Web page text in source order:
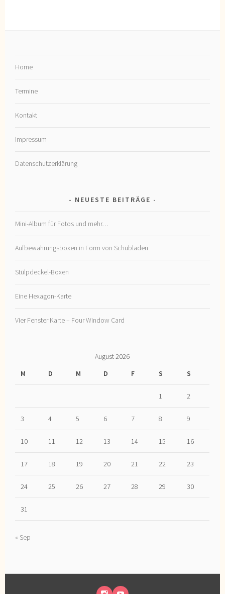
Home
Termine
Kontakt
Impressum
Datenschutzerklärung
NEUESTE BEITRÄGE
Mini-Album für Fotos und mehr…
Aufbewahrungsboxen in Form von Schubladen
Stülpdeckel-Boxen
Eine Hexagon-Karte
Vier Fenster Karte – Four Window Card
August 2026
M
D M D F S S
1 2
3 4 5 6 7 8 9
10 11 12 13 14 15 16
17 18 19 20 21 22 23
24 25 26 27 28 29 30
31
« Sep